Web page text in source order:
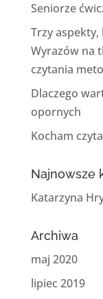
Seniorze
Trzy
Wyrazów na
czytania
Dlaczego
opornych
Kocham
Najnowsze
Katarzyna
Archiwa
maj 2020
lipiec 2019